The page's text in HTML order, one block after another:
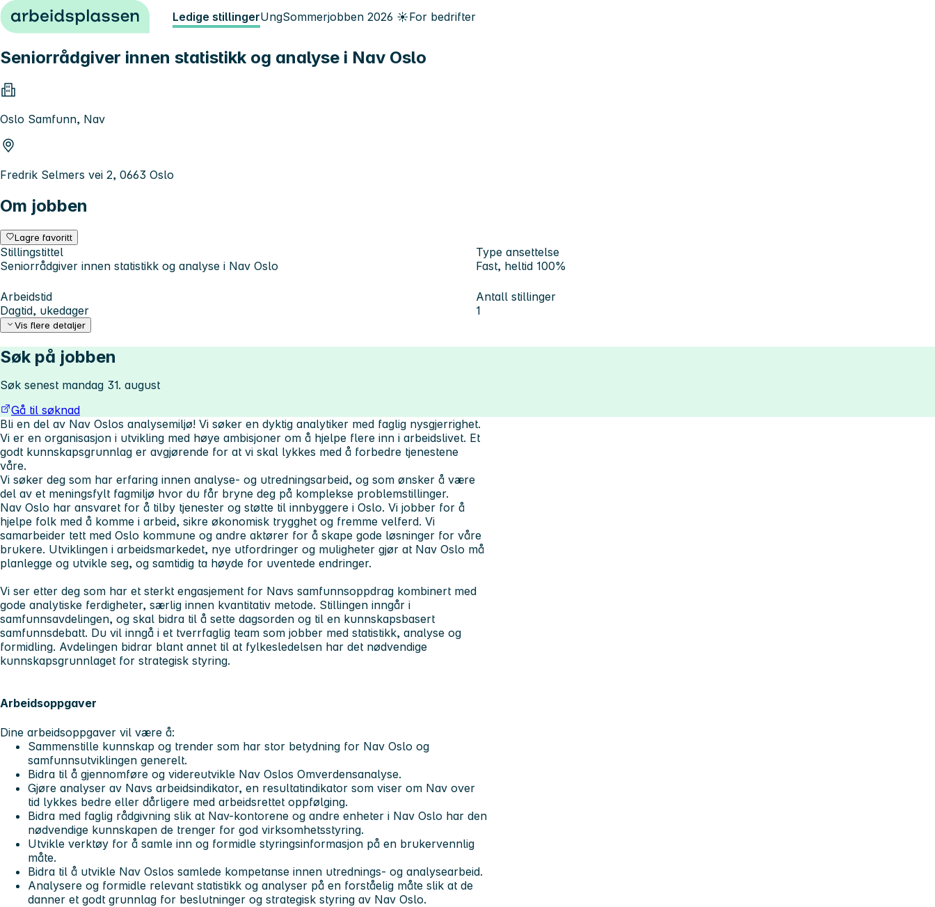
Hopp til innhold Ledige stillingerUngSommerjobben 2026 ☀️For bedrifter
Seniorrådgiver innen statistikk og analyse i Nav Oslo
Oslo Samfunn, Nav
Fredrik Selmers vei 2, 0663 Oslo
Om jobben
Lagre favoritt
Stillingstittel
Seniorrådgiver innen statistikk og analyse i Nav Oslo
Type ansettelse
Fast, heltid 100%
Arbeidstid
Dagtid, ukedager
Antall stillinger
1
Vis flere detaljer
Søk på jobben
Søk senest mandag 31. august
Gå til søknad
Bli en del av Nav Oslos analysemiljø! Vi søker en dyktig analytiker med faglig nysgjerrighet.
Vi er en organisasjon i utvikling med høye ambisjoner om å hjelpe flere inn i arbeidslivet. Et
godt kunnskapsgrunnlag er avgjørende for at vi skal lykkes med å forbedre tjenestene
våre.
Vi søker deg som har erfaring innen analyse- og utredningsarbeid, og som ønsker å være
del av et meningsfylt fagmiljø hvor du får bryne deg på komplekse problemstillinger.
Nav Oslo har ansvaret for å tilby tjenester og støtte til innbyggere i Oslo. Vi jobber for å
hjelpe folk med å komme i arbeid, sikre økonomisk trygghet og fremme velferd. Vi
samarbeider tett med Oslo kommune og andre aktører for å skape gode løsninger for våre
brukere. Utviklingen i arbeidsmarkedet, nye utfordringer og muligheter gjør at Nav Oslo må
planlegge og utvikle seg, og samtidig ta høyde for uventede endringer.
Vi ser etter deg som har et sterkt engasjement for Navs samfunnsoppdrag kombinert med
gode analytiske ferdigheter, særlig innen kvantitativ metode. Stillingen inngår i
samfunnsavdelingen, og skal bidra til å sette dagsorden og til en kunnskapsbasert
samfunnsdebatt. Du vil inngå i et tverrfaglig team som jobber med statistikk, analyse og
formidling. Avdelingen bidrar blant annet til at fylkesledelsen har det nødvendige
kunnskapsgrunnlaget for strategisk styring.
Arbeidsoppgaver
Dine arbeidsoppgaver vil være å:
Sammenstille kunnskap og trender som har stor betydning for Nav Oslo og
samfunnsutviklingen generelt.
Bidra til å gjennomføre og videreutvikle Nav Oslos Omverdensanalyse.
Gjøre analyser av Navs arbeidsindikator, en resultatindikator som viser om Nav over
tid lykkes bedre eller dårligere med arbeidsrettet oppfølging.
Bidra med faglig rådgivning slik at Nav-kontorene og andre enheter i Nav Oslo har den
nødvendige kunnskapen de trenger for god virksomhetsstyring.
Utvikle verktøy for å samle inn og formidle styringsinformasjon på en brukervennlig
måte.
Bidra til å utvikle Nav Oslos samlede kompetanse innen utrednings- og analysearbeid.
Analysere og formidle relevant statistikk og analyser på en forståelig måte slik at de
danner et godt grunnlag for beslutninger og strategisk styring av Nav Oslo.